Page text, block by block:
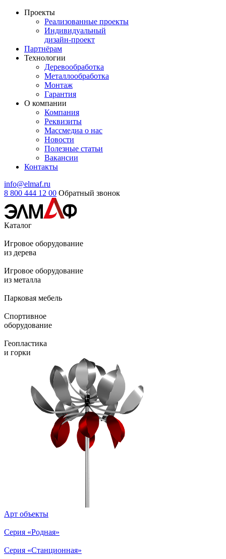
Проекты
Реализованные проекты
Индивидуальный
дизайн-проект
Партнёрам
Технологии
Деревообработка
Металлообработка
Монтаж
Гарантия
О компании
Компания
Реквизиты
Массмедиа о нас
Новости
Полезные статьи
Вакансии
Контакты
info@elmaf.ru
8 800 444 12 00 Обратный звонок
Каталог
Игровое оборудование
из дерева
Игровое оборудование
из металла
Парковая мебель
Спортивное
оборудование
Геопластика
и горки
Арт объекты
Серия «Родная»
Серия «Станционная»